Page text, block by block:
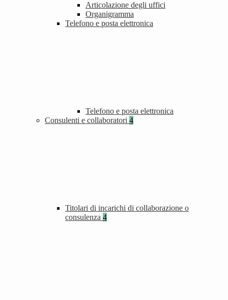
Articolazione degli uffici
Organigramma
Telefono e posta elettronica
Telefono e posta elettronica
Consulenti e collaboratori 4
Titolari di incarichi di collaborazione o
consulenza 4